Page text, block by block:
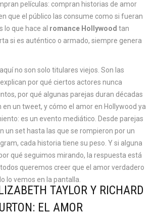
películas: compran historias de amor
que el público las consume como si fueran
lo que hace al romance Hollywood tan
si es auténtico o armado, siempre genera
no son solo titulares viejos. Son las
por qué ciertos actores nunca
por qué algunas parejas duran décadas
un tweet, y cómo el amor en Hollywood ya
es un evento mediático. Desde parejas
un set hasta las que se rompieron por un
cada historia tiene su peso. Y si alguna
qué seguimos mirando, la respuesta está
queremos creer que el amor verdadero
lo vemos en la pantalla.
TAYLOR Y RICHARD
EL AMOR